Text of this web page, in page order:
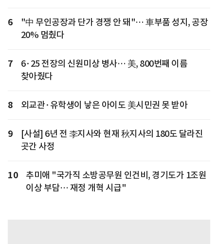
6
"中 무인공장과 단가 경쟁 안 돼"… 車부품 성지, 공장
20% 멈췄다
7
6·25 전장의 신원미상 병사… 美, 800번째 이름
찾아줬다
8 외교관·유학생이 낳은 아이도 美시민권 못 받아
9
[사설] 6년 전 李지사와 현재 秋지사의 180도 달라진
곳간 사정
10
추미애 "국가직 소방공무원 인건비, 경기도가 1조원
이상 부담… 재정 개혁 시급"